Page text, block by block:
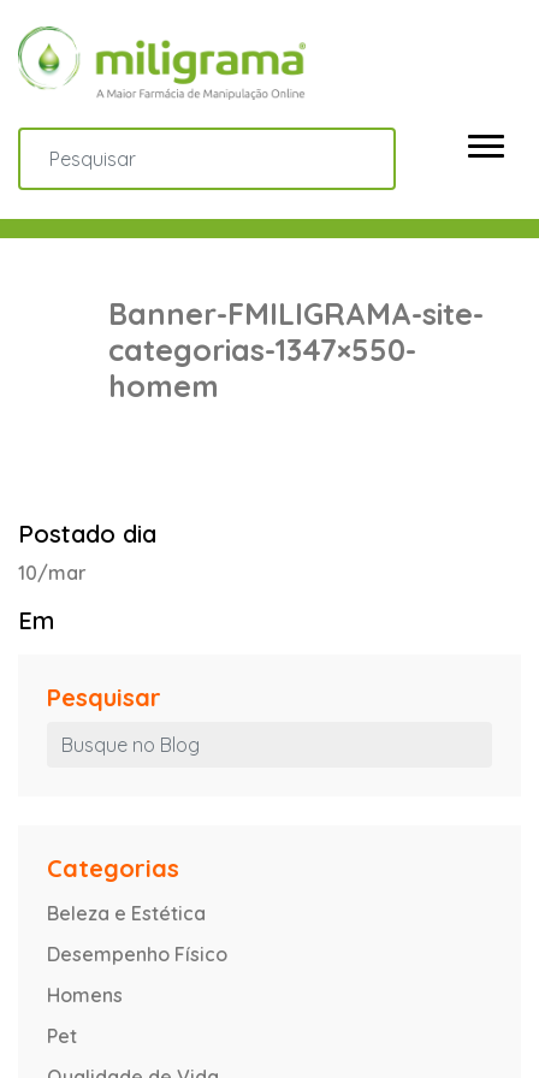
Banner-FMILIGRAMA-site-
categorias-1347×550-
homem
Postado dia
10/mar
Em
Pesquisar
Categorias
Beleza e Estética
Desempenho Físico
Homens
Pet